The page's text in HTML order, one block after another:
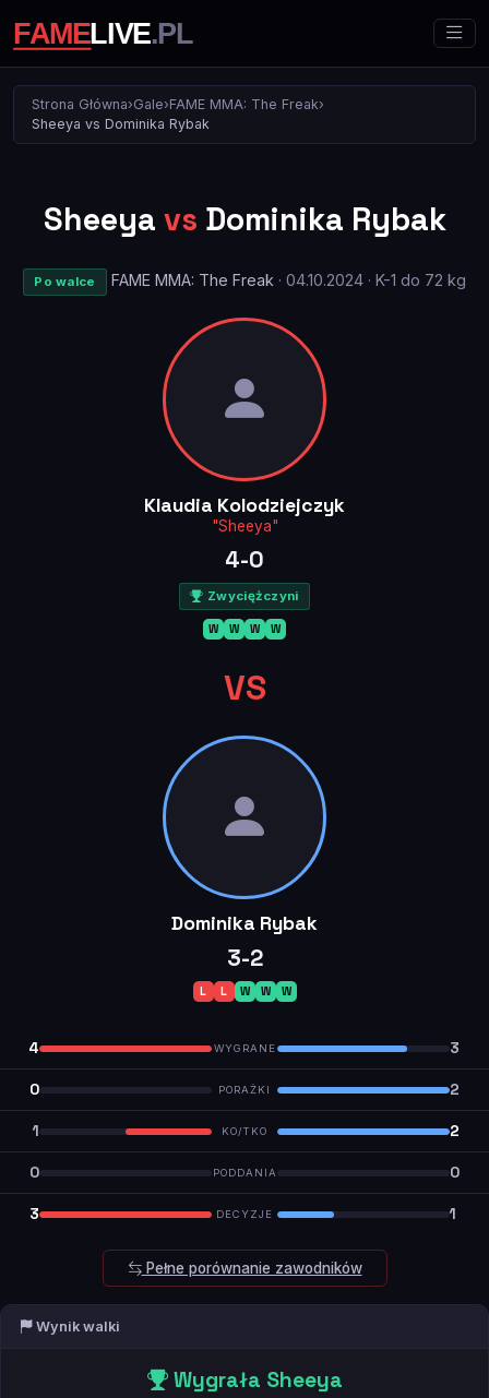
Strona Główna›Gale›FAME MMA: The Freak›
Sheeya vs Dominika Rybak
Sheeya vs Dominika Rybak
Po walce FAME MMA: The Freak · 04.10.2024 · K-1 do 72 kg
Klaudia Kolodziejczyk
"Sheeya"
4-0
Zwyciężczyni
W W W W
VS
Dominika Rybak
3-2
L L W W W
4 WYGRANE 3
0 PORAŻKI 2
1 KO/TKO 2
0 PODDANIA 0
3 DECYZJE 1
Pełne porównanie zawodników
Wynik walki
Wygrała Sheeya